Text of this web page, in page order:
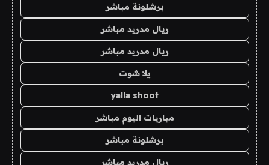
برشلونة مباشر
ريال مدريد مباشر
ريال مدريد مباشر
يلا شوت
yalla shoot
مباريات اليوم مباشر
برشلونة مباشر
ريال مدريد مباشر